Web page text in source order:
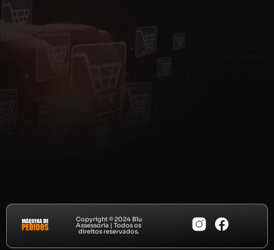
Copyright © 2024 Blu
Assessoria | Todos os
direitos reservados.